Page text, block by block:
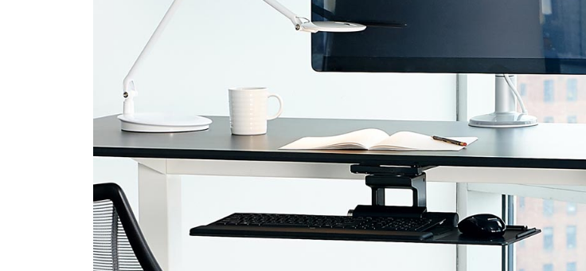
ORGANIZACIÓN DE CABLES
HERRAMIENTAS DE OFICINA ERGONÓMICAS
LAB & HEALTHCARE
SILLAS OCEAN